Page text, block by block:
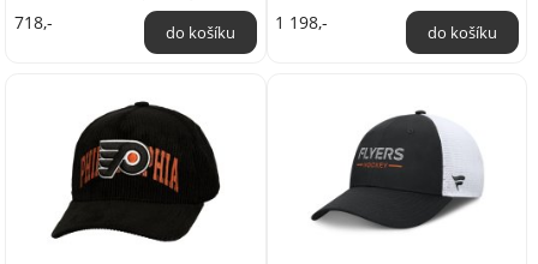
v černé barvě bude skvělým parťákem
na zápas ...
718,- 1 198,-